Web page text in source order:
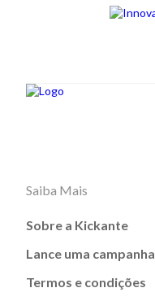
Saiba Mais
Sobre a Kickante
Lance uma campanha
Termos e condições